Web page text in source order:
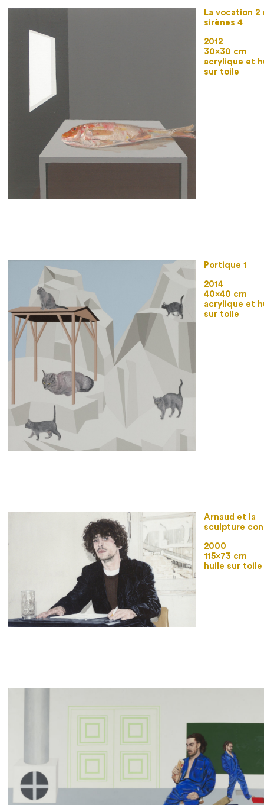
La vocation 2
sirènes 4
2012
30×30 cm
acrylique et
sur toile
Portique 1
2014
40×40 cm
acrylique et
sur toile
Arnaud et la
sculpture
2000
115×73 cm
huile sur toile